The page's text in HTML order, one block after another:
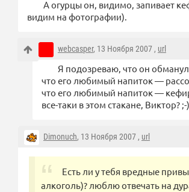
А огурцы он, видимо, запивает
видим на фотографии).
webcasper, 13 Ноября 2007 , url
Я подозреваю, что он
что его любимый напиток —
что его любимый напиток —
все-таки в этом стакане, Виктор? ;-
Dimonuch, 13 Ноября 2007 , url
Есть ли у тебя вредные
алкоголь)? люблю отвечать на